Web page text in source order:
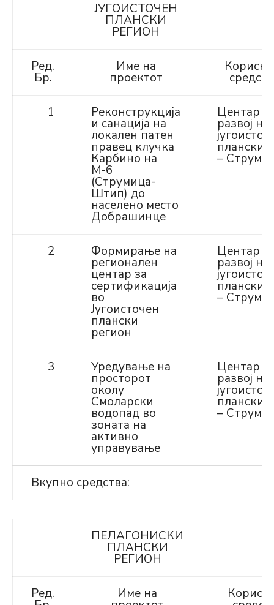
ЈУГОИСТОЧЕН
ПЛАНСКИ
РЕГИОН
Ред.
Бр.
Име на
проектот
1 Реконструкција
и санација на
локален патен
правец клучка
Карбино на
М-6
(Струмица-
Штип) до
населено место
Добрашинце
Центар
развој на
–
2 Формирање на
регионален
центар за
сертификација
во
Југоисточен
плански
регион
Центар
развој на
–
3 Уредување на
просторот
околу
Смоларски
водопад во
зоната на
активно
управување
Центар
развој на
–
Вкупно средства:
ПЕЛАГОНИСКИ
ПЛАНСКИ
РЕГИОН
Ред. Име на